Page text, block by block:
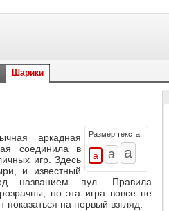
Шарики
Размер текста:
аркадная
соединила в
игр. Здесь
и известный
названием пул. Правила
но эта игра вовсе не
показаться на первый взгляд.